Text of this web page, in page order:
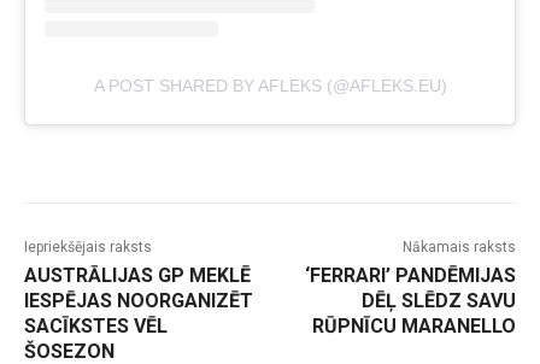
A POST SHARED BY AFLEKS (@AFLEKS.EU)
Iepriekšējais raksts
AUSTRĀLIJAS GP MEKLĒ
IESPĒJAS NOORGANIZĒT
SACĪKSTES VĒL
ŠOSEZON
Nākamais raksts
‘FERRARI’ PANDĒMIJAS
DĒĻ SLĒDZ SAVU
RŪPNĪCU MARANELLO